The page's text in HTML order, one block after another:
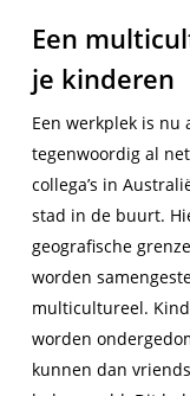
Een
je kinderen
Een werkplek is nu
tegenwoordig al
collega’s in
stad in de buurt.
geografische
worden
multicultureel.
worden
kunnen dan